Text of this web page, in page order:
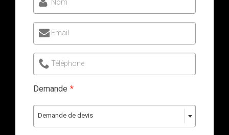
Nom
Email
Téléphone
Demande *
Demande de devis